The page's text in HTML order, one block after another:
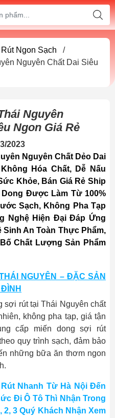
Ngon Sạch
/
Nguyên Chất Dai Siêu
Nguyên
Ngon Giá Rẻ
2023
Nguyên Chất Dẻo Dai
Hóa Chất, Dễ Nấu
Khỏe, Bán Giá Rẻ Ship
Dong Được Làm Từ 100%
Sạch, Không Pha Tạp
Nghệ Hiện Đại Đáp Ứng
An Toàn Thực Phẩm,
Chất Lượng Sản Phẩm
NGUYÊN – ĐẶC SẢN
sợi rút tại Thái Nguyên chất
không pha tạp, giá tận
cấp miến dong sợi rút
quy trình sạch, đảm bảo
những bữa ăn thơm ngon
Nhanh Từ Hà Nội Đến
Đi Ô Tô Thì Nhận Trong
2, 3 Quý Khách Nhận Xem